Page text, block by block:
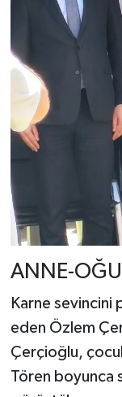
ANNE-
Karne
eden Özlem
Çerçioğlu,
Tören boyunca